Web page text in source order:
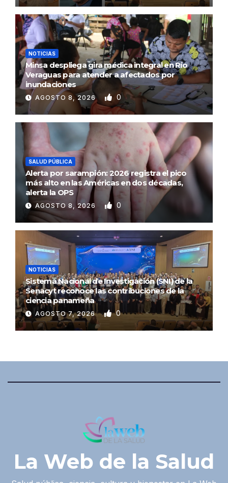
NOTICIAS
Minsa despliega gira médica integral en Río
Veraguas para atender a afectados por
inundaciones
AGOSTO 8, 2026 0
SALUD PÚBLICA
Alerta por sarampión: 2026 registra el pico
más alto en las Américas en dos décadas,
alerta la OPS
AGOSTO 8, 2026 0
NOTICIAS
Sistema Nacional de Investigación (SNI) de la
Senacyt reconoce las contribuciones de la
ciencia panameña
AGOSTO 7, 2026 0
La Web de la Salud